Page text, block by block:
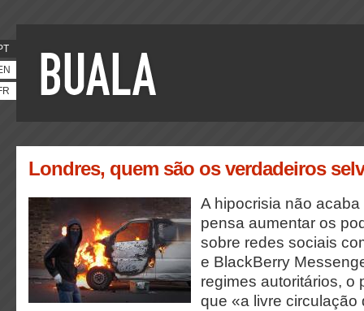
Londres, quem são os verdadeiros
A hipocrisia não
pensa aumentar os
sobre redes sociais
e BlackBerry
regimes autoritários, o
que «a livre circulação